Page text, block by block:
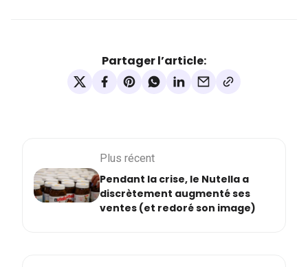
Partager l’article:
Plus récent
Pendant la crise, le Nutella a
discrètement augmenté ses
ventes (et redoré son image)